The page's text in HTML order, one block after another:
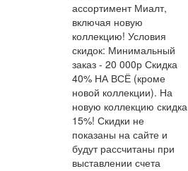
ассортимент Миалт,
включая новую
коллекцию! Условия
скидок: Минимальный
заказ - 20 000р Скидка
40% НА ВСЁ (кроме
новой коллекции). На
новую коллекцию скидка
15%! Скидки не
показаны на сайте и
будут рассчитаны при
выставлении счета